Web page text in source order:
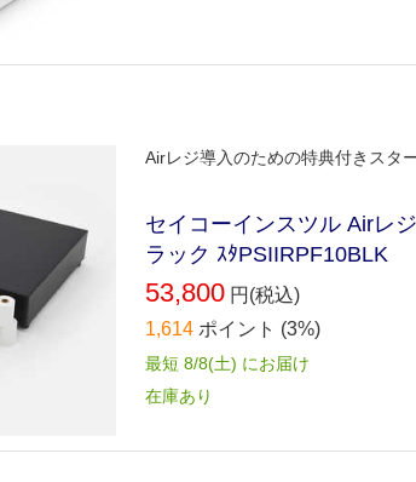
Airレジ導入のための特典付きスタ
セイコーインスツル Airレ
ラック ｽﾀPSIIRPF10BLK
53,800 円(税込)
1,614 ポイント (3%)
最短 8/8(土) にお届け
在庫あり